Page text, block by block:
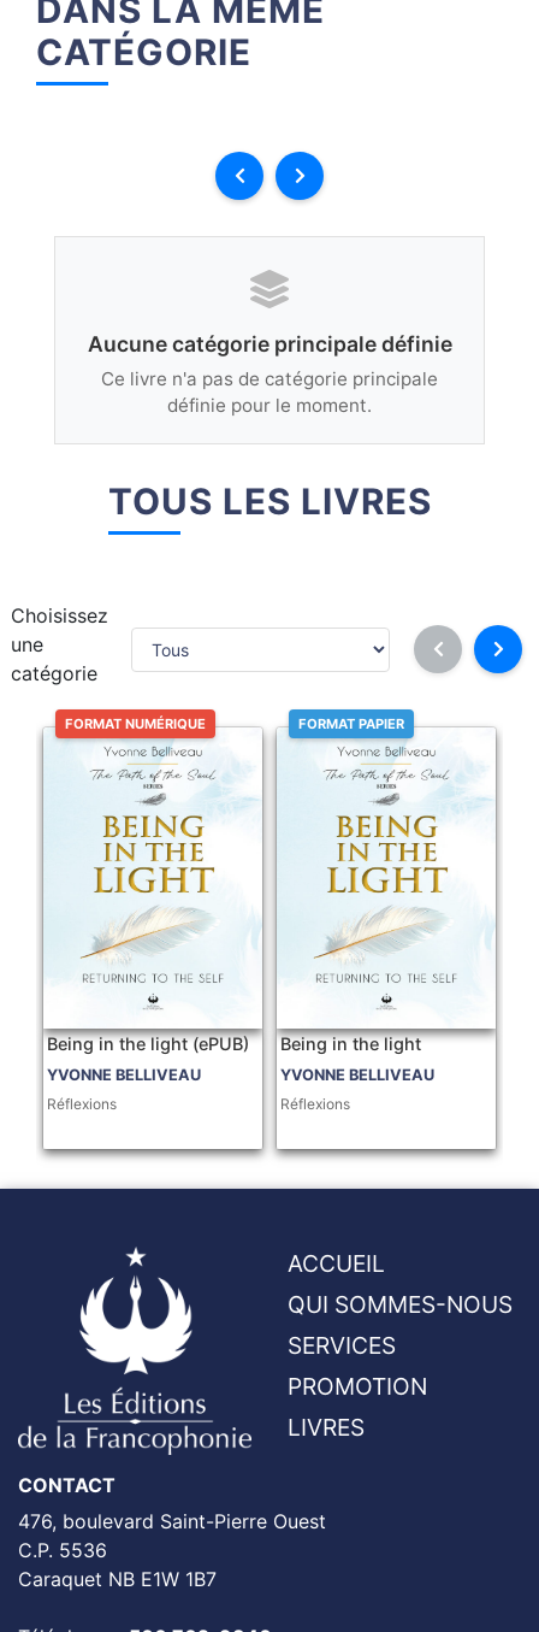
DANS LA MÊME
CATÉGORIE
Aucune catégorie principale définie
Ce livre n'a pas de catégorie principale
définie pour le moment.
TOUS LES LIVRES
Choisissez
une
catégorie
FORMAT NUMÉRIQUE
Being in the light (ePUB)
YVONNE BELLIVEAU
Réflexions
FORMAT PAPIER
Being in the light
YVONNE BELLIVEAU
Réflexions
ACCUEIL
QUI SOMMES-NOUS
SERVICES
PROMOTION
LIVRES
CONTACT
476, boulevard Saint-Pierre Ouest
C.P. 5536
Caraquet NB E1W 1B7